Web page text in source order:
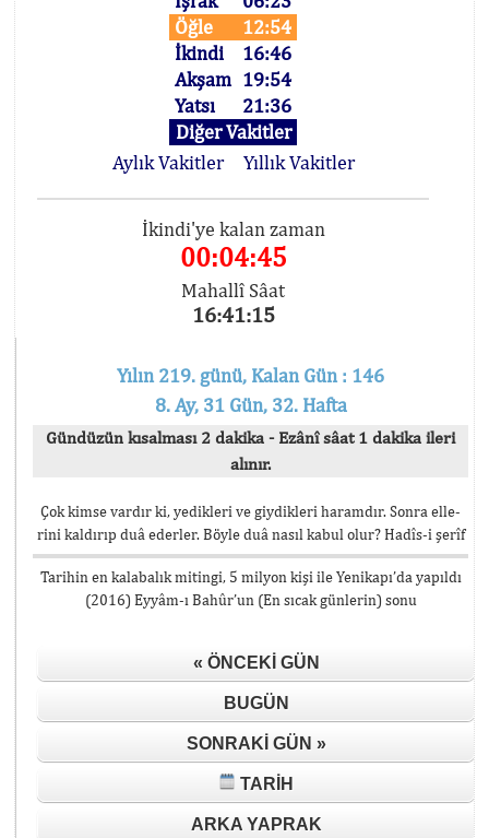
Öğle
12:54
İkindi
16:46
Akşam 19:54
Yatsı
21:36
Diğer Vakitler
Aylık Vakitler
Yıllık Vakitler
İkindi'ye kalan zaman
00:04:45
Mahallî Sâat
16:41:15
Yılın 219. günü, Kalan Gün : 146
8. Ay, 31 Gün, 32. Hafta
Gündüzün kısalması 2 dakika - Ezânî sâat 1 dakika ileri
alınır.
Çok kimse vardır ki, yedikleri ve giydikleri haramdır. Sonra elle-
rini kaldırıp duâ ederler. Böyle duâ nasıl kabul olur? Hadîs-i şerîf
Tarihin en kalabalık mitingi, 5 milyon kişi ile Yenikapı’da yapıldı
(2016) Eyyâm-ı Bahûr’un (En sıcak günlerin) sonu
« ÖNCEKI GÜN
BUGÜN
SONRAKI GÜN »
TARIH
ARKA YAPRAK